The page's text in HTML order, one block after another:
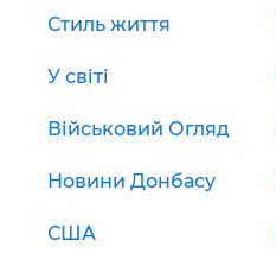
Стиль життя
У світі
Військовий Огляд
Новини Донбасу
США